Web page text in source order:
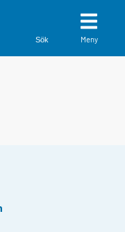
Sök Meny